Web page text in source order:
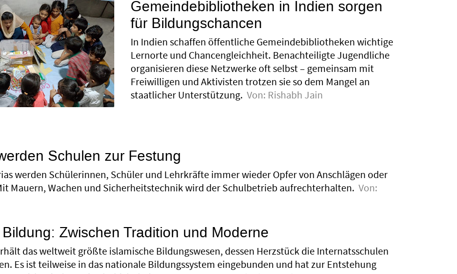
Gemeindebibliotheken in Indien sorgen
für Bildungschancen
In Indien schaffen öffentliche Gemeindebibliotheken wichtige
Lernorte und Chancengleichheit. Benachteiligte Jugendliche
organisieren diese Netzwerke oft selbst – gemeinsam mit
Freiwilligen und Aktivisten trotzen sie so dem Mangel an
staatlicher Unterstützung. Von: Rishabh Jain
Schulen zur Festung
werden Schülerinnen, Schüler und Lehrkräfte immer wieder Opfer von Anschlägen oder
Mauern, Wachen und Sicherheitstechnik wird der Schulbetrieb aufrechterhalten. Von:
Zwischen Tradition und Moderne
das weltweit größte islamische Bildungswesen, dessen Herzstück die Internatsschulen
Es ist teilweise in das nationale Bildungssystem eingebunden und hat zur Entstehung